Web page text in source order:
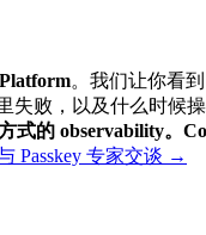
。我们让你看
失败，以及什么时
式的 observability。
Passkey 专家交谈 →